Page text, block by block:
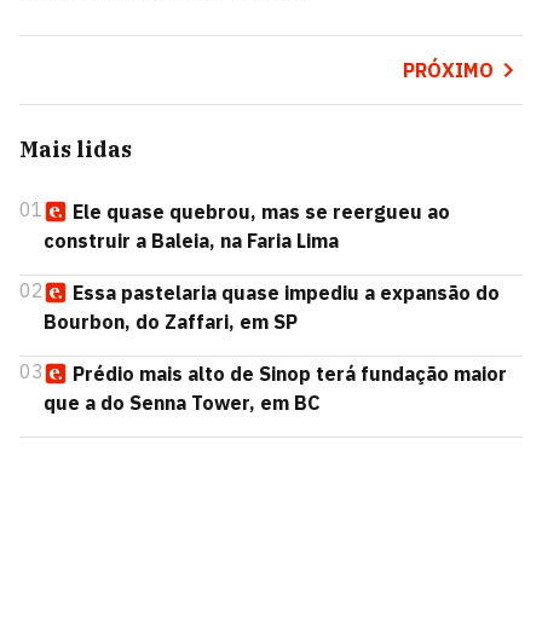
PRÓXIMO
Mais lidas
01
Ele quase quebrou, mas se reergueu ao
construir a Baleia, na Faria Lima
02
Essa pastelaria quase impediu a expansão do
Bourbon, do Zaffari, em SP
03
Prédio mais alto de Sinop terá fundação maior
que a do Senna Tower, em BC